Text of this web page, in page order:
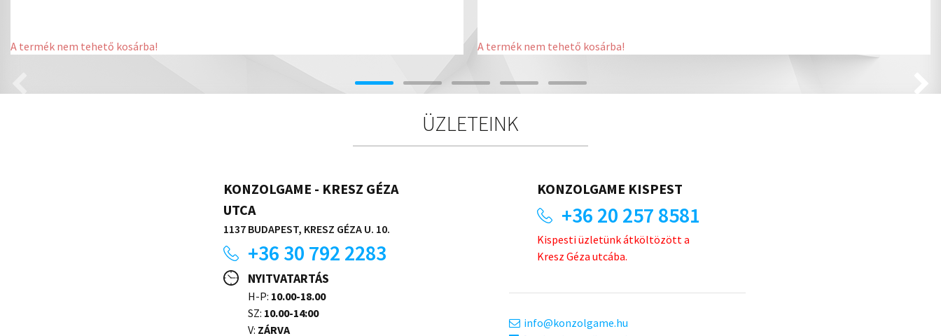
A termék nem tehető kosárba! A termék nem tehető kosárba!
ÜZLETEINK
KONZOLGAME - KRESZ GÉZA
UTCA
1137 BUDAPEST, KRESZ GÉZA U. 10.
+36 30 792 2283
NYITVATARTÁS
H-P: 10.00-18.00
SZ: 10.00-14:00
V: ZÁRVA
KONZOLGAME KISPEST
+36 20 257 8581
Kispesti üzletünk átköltözött a
Kresz Géza utcába.
info
konzolgame.hu